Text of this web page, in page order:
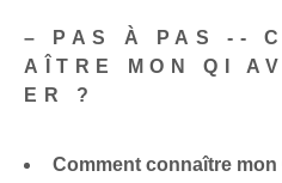
– PAS À PAS --
AÎTRE MON QI
ER ?
Comment connaître mon